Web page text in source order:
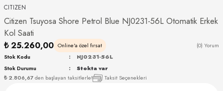
CITIZEN
Citizen Tsuyosa Shore Petrol Blue NJ0231-56L Otomatik Erkek
Kol Saati
₺ 25.260,00 Online'a özel fırsat (0) Yorum
₺ 2.806,67den başlayan taksitlerle! Taksit Seçenekleri
Stok Kodu
NJ0231-56L
Stok Durumu
Stokta var